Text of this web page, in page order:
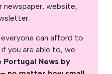
website,
can afford to
you are able to, we
Portugal News by